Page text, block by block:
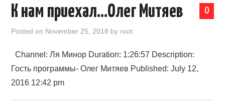
0
К нам приехал…Олег Митяев
Posted on November 25, 2018 by root
Channel: Ля Минор Duration: 1:26:57 Description:
Гость программы- Олег Митяев Published: July 12,
2016 12:42 pm